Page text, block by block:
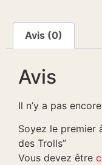
Avis (0)
Avis
Il n’y a pas encore
Soyez le premier
des Trolls”
Vous devez être